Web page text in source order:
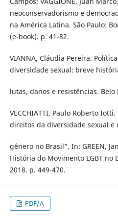
neoconservadorismo e
na América Latina. São Paulo:
(e-book). p. 41-82.
VIANNA, Cláudia Pereira.
diversidade sexual: breve
lutas, danos e resistências.
VECCHIATTI, Paulo Roberto
direitos da diversidade sexual e
gênero no Brasil”. In: GREEN,
História do Movimento LGBT no
2018. p. 449-470.
PDF/A